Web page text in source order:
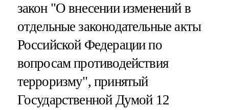
закон "О внесении изменений в
отдельные законодательные акты
Российской Федерации по
вопросам противодействия
терроризму", принятый
Государственной Думой 12